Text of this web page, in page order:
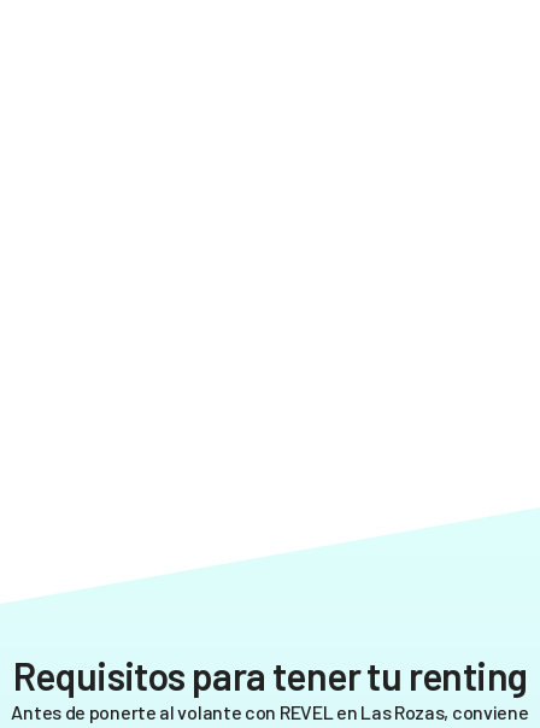
Requisitos para tener tu renting
Antes de ponerte al volante con REVEL en Las Rozas, conviene